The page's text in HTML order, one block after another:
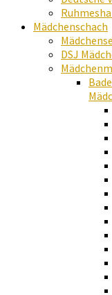
Mädchenschach
DSJ